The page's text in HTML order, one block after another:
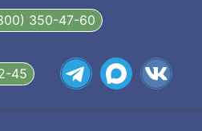
350-47-60
45